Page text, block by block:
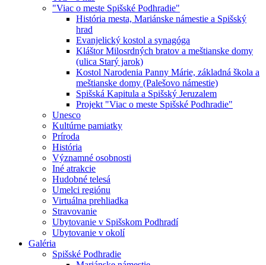
"Viac o meste Spišské Podhradie"
História mesta, Mariánske námestie a Spišský
hrad
Evanjelický kostol a synagóga
Kláštor Milosrdných bratov a meštianske domy
(ulica Starý jarok)
Kostol Narodenia Panny Márie, základná škola a
meštianske domy (Palešovo námestie)
Spišská Kapitula a Spišský Jeruzalem
Projekt "Viac o meste Spišské Podhradie"
Unesco
Kultúrne pamiatky
Príroda
História
Významné osobnosti
Iné atrakcie
Hudobné telesá
Umelci regiónu
Virtuálna prehliadka
Stravovanie
Ubytovanie v Spišskom Podhradí
Ubytovanie v okolí
Galéria
Spišské Podhradie